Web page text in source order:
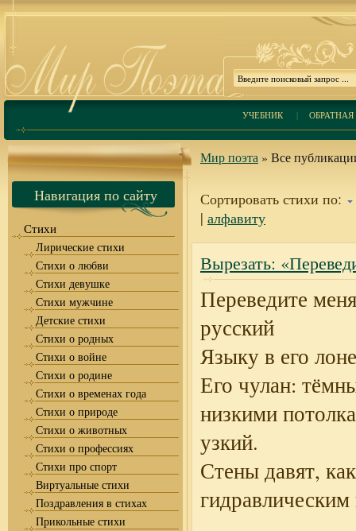
УЧЕБНИК| ОБРАТНАЯ
Навигация по сайту
Стихи
Лирические стихи
Стихи о любви
Стихи девушке
Стихи мужчине
Детские стихи
Стихи о родных
Стихи о войне
Стихи о родине
Стихи о временах года
Стихи о природе
Стихи о животных
Стихи о профессиях
Стихи про спорт
Виртуальные стихи
Поздравления в стихах
Прикольные стихи
Мир поэта » Все
Сортировать стихи по:
| алфавиту
Вырезать:
Переведите
русский
Языку в его
Его чулан:
низкими
узкий.
Стены давят, как